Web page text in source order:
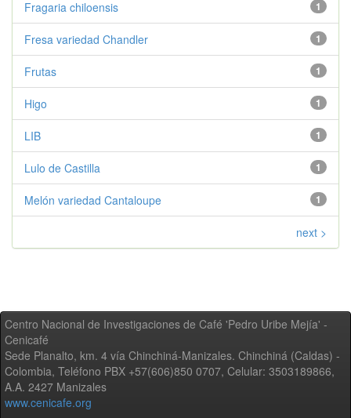
1
Fragaria chiloensis
1
Fresa variedad Chandler
1
Frutas
1
Higo
1
LIB
1
Lulo de Castilla
1
Melón variedad Cantaloupe
next >
Centro Nacional de Investigaciones de Café 'Pedro Uribe Mejía' -
Cenicafé
Sede Planalto, km. 4 vía Chinchiná-Manizales. Chinchiná (Caldas) -
Colombia, Teléfono PBX +57(606)850 0707, Celular: 3503189866,
A.A. 2427 Manizales
www.cenicafe.org